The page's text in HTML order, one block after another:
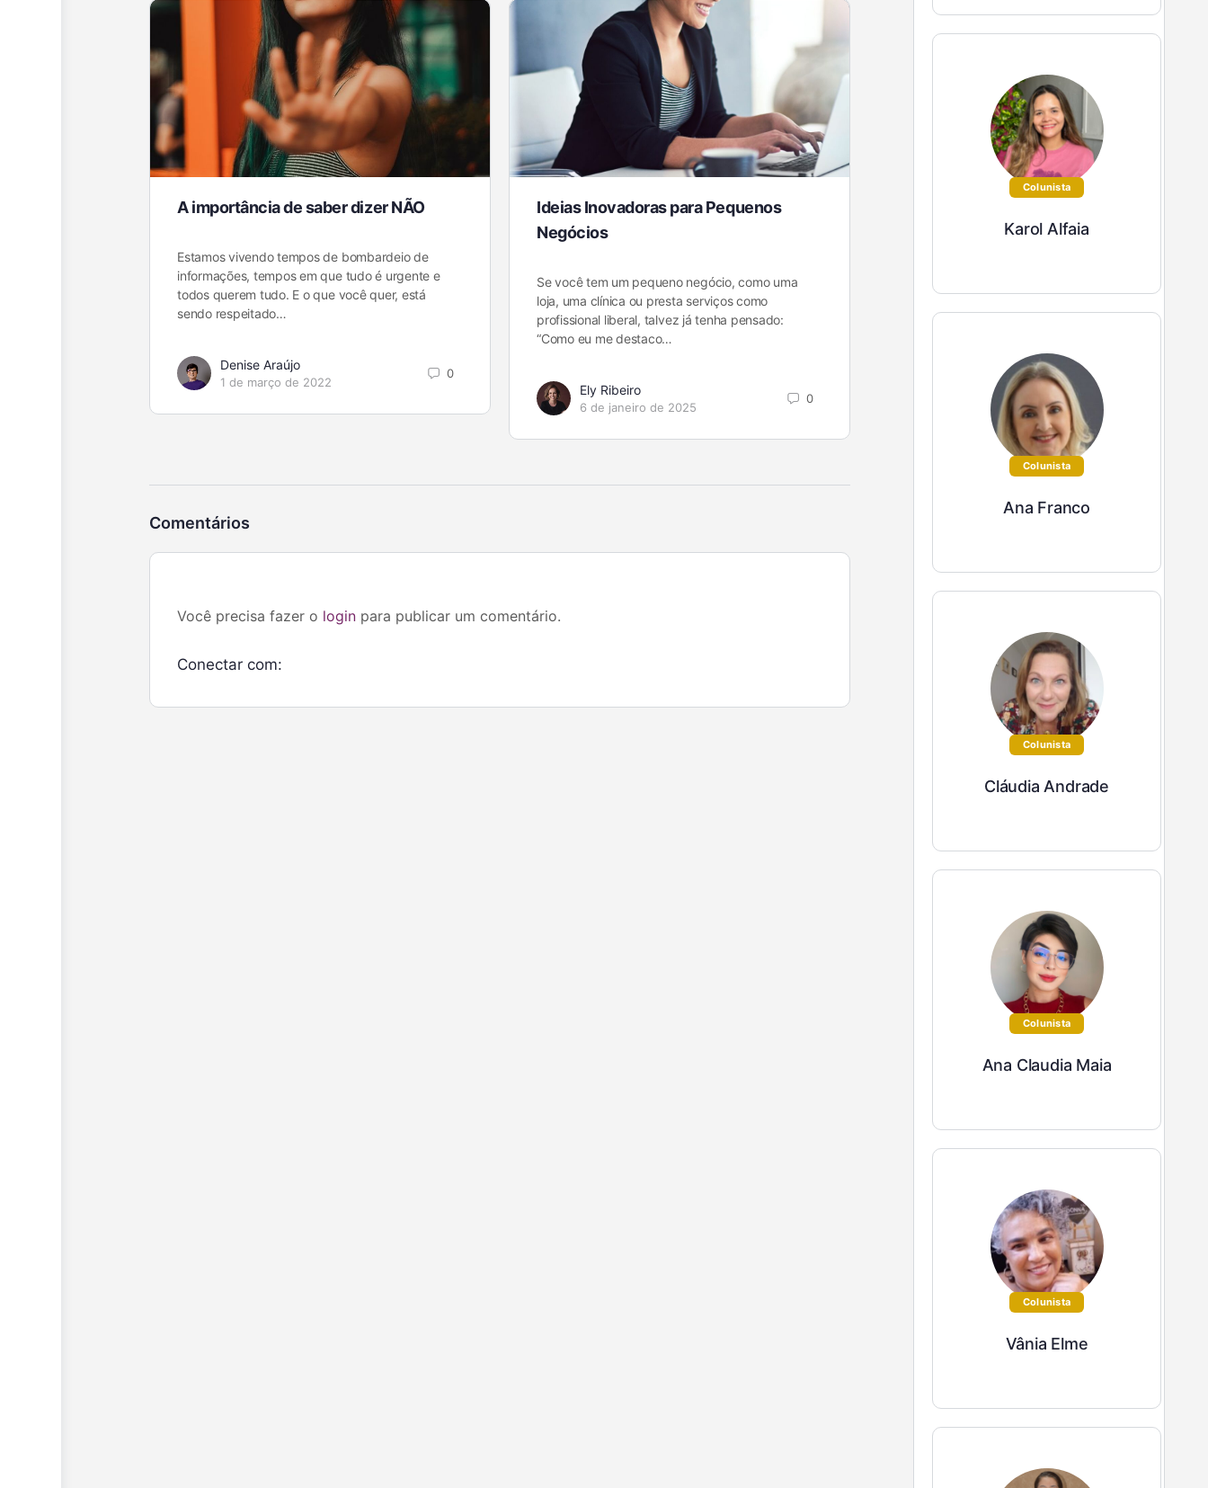
A importância de saber dizer NÃO
Estamos vivendo tempos de bombardeio de
informações, tempos em que tudo é urgente e
todos querem tudo. E o que você quer, está
sendo respeitado…
Denise Araújo
1 de março de 2022
0
Ideias Inovadoras para Pequenos
Negócios
Se você tem um pequeno negócio, como uma
loja, uma clínica ou presta serviços como
profissional liberal, talvez já tenha pensado:
“Como eu me destaco…
Ely Ribeiro
6 de janeiro de 2025
0
quando não tenho o montante?
que pagar, entre outros, matrícula escolar, IPTU
Vânia Trindade
14 de janeiro de 2021
Comentários
Você precisa fazer o login para publicar um comentário.
Conectar com:
Colunista
Karol Alfaia
Colunista
Ana Franco
Colunista
Cláudia Andrade
Colunista
Ana Claudia Maia
Colunista
Vânia Elme